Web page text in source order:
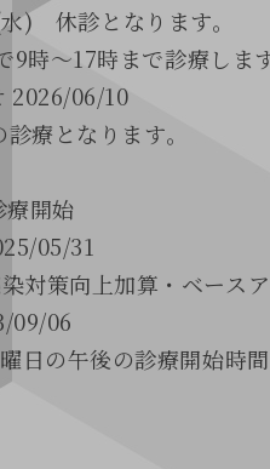
) 休診となります。
時～17時まで診療しま
2026/06/10
療となります。
開始
05/31
対策向上加算・ベース
09/06
日の午後の診療開始時